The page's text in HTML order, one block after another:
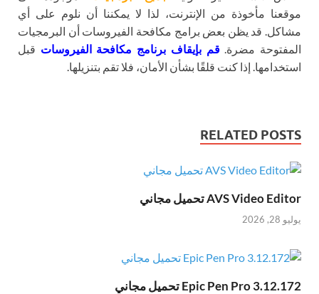
موقعنا مأخوذة من الإنترنت، لذا لا يمكننا أن نلوم على أي
مشاكل. قد يظن بعض برامج مكافحة الفيروسات أن البرمجيات
المفتوحة مضرة.قم بإيقاف برنامج مكافحة الفيروسات قبل
استخدامها. إذا كنت قلقًا بشأن الأمان، فلا تقم بتنزيلها.
RELATED POSTS
AVS Video Editor تحميل مجاني
يوليو 28, 2026
Epic Pen Pro 3.12.172 تحميل مجاني